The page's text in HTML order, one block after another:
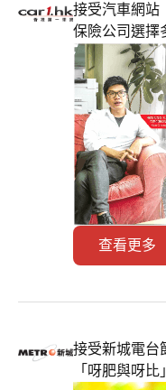
接受汽車網站
保險公司選擇
查看更多
接受新城電台
「呀肥與呀比